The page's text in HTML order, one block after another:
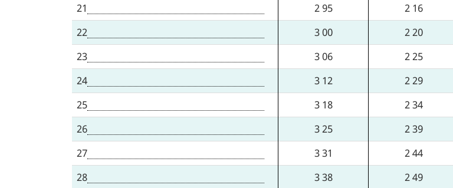
21
2 95 2 16
22
3 00 2 20
23
3 06 2 25
24
3 12 2 29
25
3 18 2 34
26
3 25 2 39
27
3 31 2 44
28
3 38 2 49